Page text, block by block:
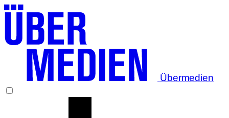
Übermedien